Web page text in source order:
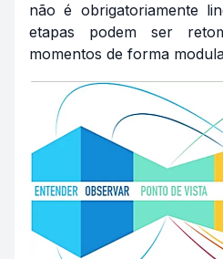
não é obrigatoriamente
etapas podem ser
momentos de forma